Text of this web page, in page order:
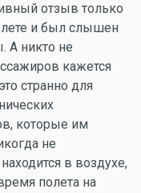
отзыв только
и был слышен
А никто не
кажется
странно для
которые им
не
в воздухе,
полета на